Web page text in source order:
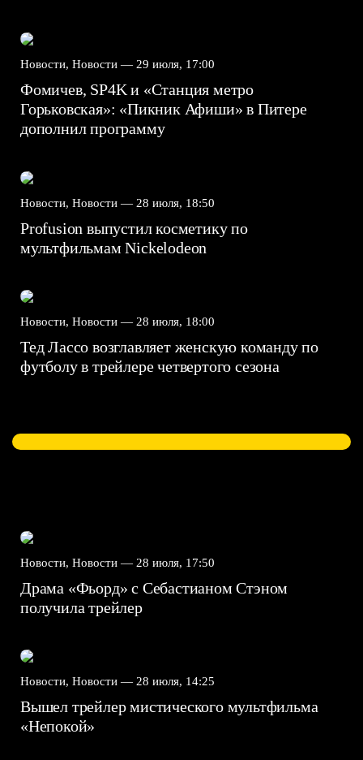
Новости, Новости — 29 июля, 17:00
Фомичев, SP4K и «Станция метро
Горьковская»: «Пикник Афиши» в Питере
дополнил программу
Новости, Новости — 28 июля, 18:50
Profusion выпустил косметику по
мультфильмам Nickelodeon
Новости, Новости — 28 июля, 18:00
Тед Лассо возглавляет женскую команду по
футболу в трейлере четвертого сезона
Новости, Новости — 28 июля, 17:50
Драма «Фьорд» с Себастианом Стэном
получила трейлер
Новости, Новости — 28 июля, 14:25
Вышел трейлер мистического мультфильма
«Непокой»